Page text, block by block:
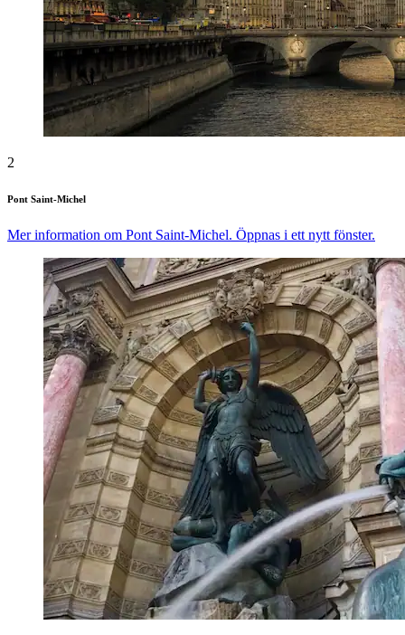
2
Pont Saint-Michel
Mer information om Pont Saint-Michel. Öppnas i ett nytt fönster.